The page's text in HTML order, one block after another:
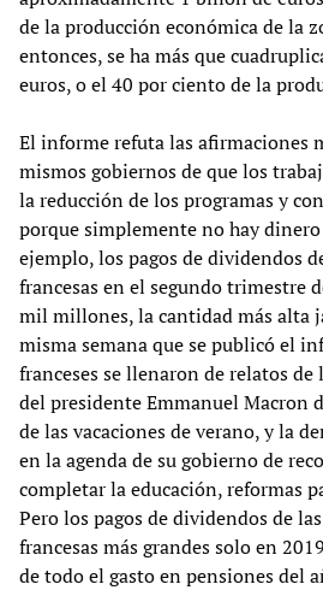
de la producción económica de la
entonces, se ha más que
euros, o el 40 por ciento de la
El informe refuta las afirmaciones
mismos gobiernos de que los
la reducción de los programas y
porque simplemente no hay
ejemplo, los pagos de dividendos
francesas en el segundo trimestre
mil millones, la cantidad más alta
misma semana que se publicó el
franceses se llenaron de relatos de
del presidente Emmanuel Macron
de las vacaciones de verano, y la
en la agenda de su gobierno de
completar la educación, reformas
Pero los pagos de dividendos de
francesas más grandes solo en
de todo el gasto en pensiones del